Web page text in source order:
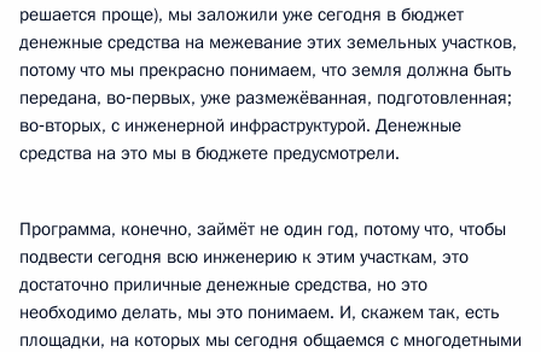
решается проще), мы заложили уже сегодня в бюджет
денежные средства на межевание этих земельных участков,
потому что мы прекрасно понимаем, что земля должна быть
передана, во‑первых, уже размежёванная, подготовленная;
во‑вторых, с инженерной инфраструктурой. Денежные
средства на это мы в бюджете предусмотрели.
Программа, конечно, займёт не один год, потому что, чтобы
подвести сегодня всю инженерию к этим участкам, это
достаточно приличные денежные средства, но это
необходимо делать, мы это понимаем. И, скажем так, есть
площадки, на которых мы сегодня общаемся с многодетными